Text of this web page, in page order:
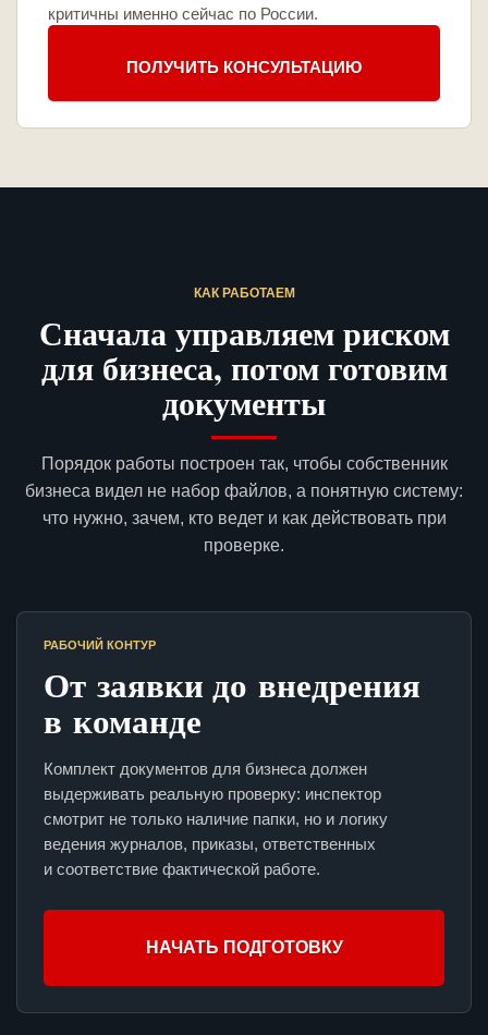
критичны именно сейчас по России.
ПОЛУЧИТЬ КОНСУЛЬТАЦИЮ
КАК РАБОТАЕМ
Сначала управляем риском
для бизнеса, потом готовим
документы
Порядок работы построен так, чтобы собственник
бизнеса видел не набор файлов, а понятную систему:
что нужно, зачем, кто ведет и как действовать при
проверке.
РАБОЧИЙ КОНТУР
От заявки до внедрения
в команде
Комплект документов для бизнеса должен
выдерживать реальную проверку: инспектор
смотрит не только наличие папки, но и логику
ведения журналов, приказы, ответственных
и соответствие фактической работе.
НАЧАТЬ ПОДГОТОВКУ